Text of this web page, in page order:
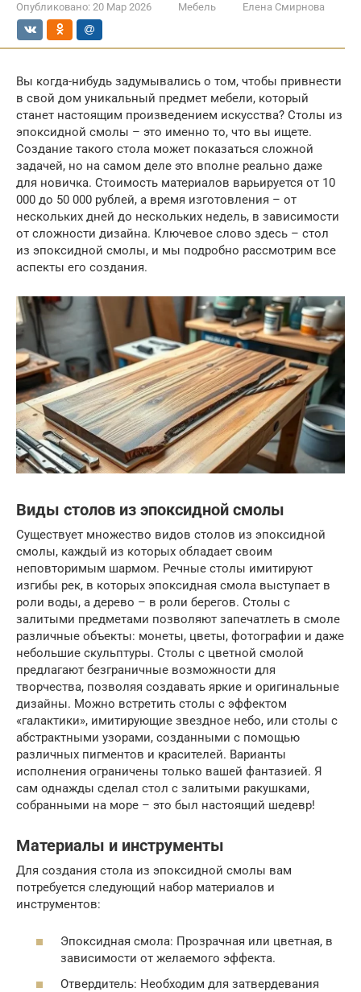
Опубликовано: 20 Мар 2026 Мебель Елена Смирнова
Вы когда-нибудь задумывались о том, чтобы привнести
в свой дом уникальный предмет мебели, который
станет настоящим произведением искусства? Столы из
эпоксидной смолы – это именно то, что вы ищете.
Создание такого стола может показаться сложной
задачей, но на самом деле это вполне реально даже
для новичка. Стоимость материалов варьируется от 10
000 до 50 000 рублей, а время изготовления – от
нескольких дней до нескольких недель, в зависимости
от сложности дизайна. Ключевое слово здесь – стол
из эпоксидной смолы, и мы подробно рассмотрим все
аспекты его создания.
Виды столов из эпоксидной смолы
Существует множество видов столов из эпоксидной
смолы, каждый из которых обладает своим
неповторимым шармом. Речные столы имитируют
изгибы рек, в которых эпоксидная смола выступает в
роли воды, а дерево – в роли берегов. Столы с
залитыми предметами позволяют запечатлеть в смоле
различные объекты: монеты, цветы, фотографии и даже
небольшие скульптуры. Столы с цветной смолой
предлагают безграничные возможности для
творчества, позволяя создавать яркие и оригинальные
дизайны. Можно встретить столы с эффектом
«галактики», имитирующие звездное небо, или столы с
абстрактными узорами, созданными с помощью
различных пигментов и красителей. Варианты
исполнения ограничены только вашей фантазией. Я
сам однажды сделал стол с залитыми ракушками,
собранными на море – это был настоящий шедевр!
Материалы и инструменты
Для создания стола из эпоксидной смолы вам
потребуется следующий набор материалов и
инструментов:
Эпоксидная смола: Прозрачная или цветная, в
зависимости от желаемого эффекта.
Отвердитель: Необходим для затвердевания